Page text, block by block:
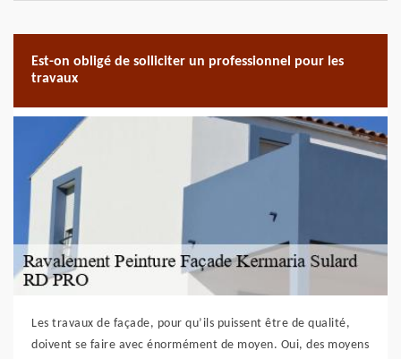
Est-on obligé de solliciter un professionnel pour les
travaux
Les travaux de façade, pour qu’ils puissent être de qualité,
doivent se faire avec énormément de moyen. Oui, des moyens